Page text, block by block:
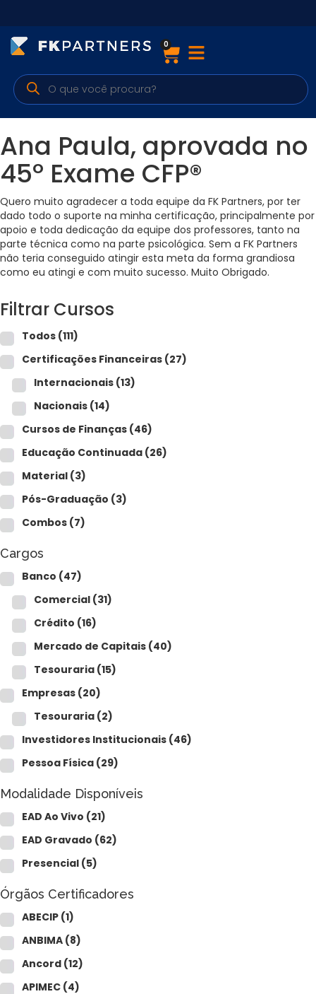
Cursos
Preparatórios Nacionais
Internacionais
Finanças & Edu. Continuada
Por atuação
Navegação
Sobre nós
Para empresas
MINHA CONTA
PORTAL EAD
0
Ana Paula, aprovada no
45º Exame CFP®
Quero muito agradecer a toda equipe da FK Partners, por ter
dado todo o suporte na minha certificação, principalmente por
apoio e toda dedicação da equipe dos professores, tanto na
parte técnica como na parte psicológica. Sem a FK Partners
não teria conseguido atingir esta meta da forma grandiosa
como eu atingi e com muito sucesso. Muito Obrigado.
Filtrar Cursos
Todos (111)
Certificações Financeiras (27)
Internacionais (13)
Nacionais (14)
Cursos de Finanças (46)
Educação Continuada (26)
Material (3)
Pós-Graduação (3)
Combos (7)
Cargos
Banco (47)
Comercial (31)
Crédito (16)
Mercado de Capitais (40)
Tesouraria (15)
Empresas (20)
Tesouraria (2)
Investidores Institucionais (46)
Pessoa Física (29)
Modalidade Disponíveis
EAD Ao Vivo (21)
EAD Gravado (62)
Presencial (5)
Órgãos Certificadores
ABECIP (1)
ANBIMA (8)
Ancord (12)
APIMEC (4)